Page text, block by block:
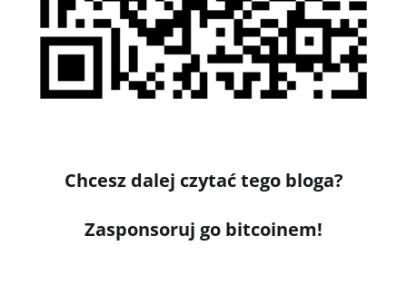
Chcesz dalej czytać tego bloga?
Zasponsoruj go bitcoinem!